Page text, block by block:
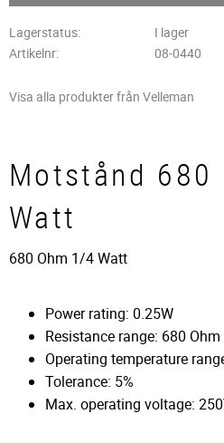
Lagerstatus
I lager
Artikelnr
08-0440
Visa alla produkter från Velleman
Motstånd 680
Watt
680 Ohm 1/4 Watt
Power rating: 0.25W
Resistance range: 680 Ohm
Operating temperature
Tolerance: 5%
Max. operating voltage: